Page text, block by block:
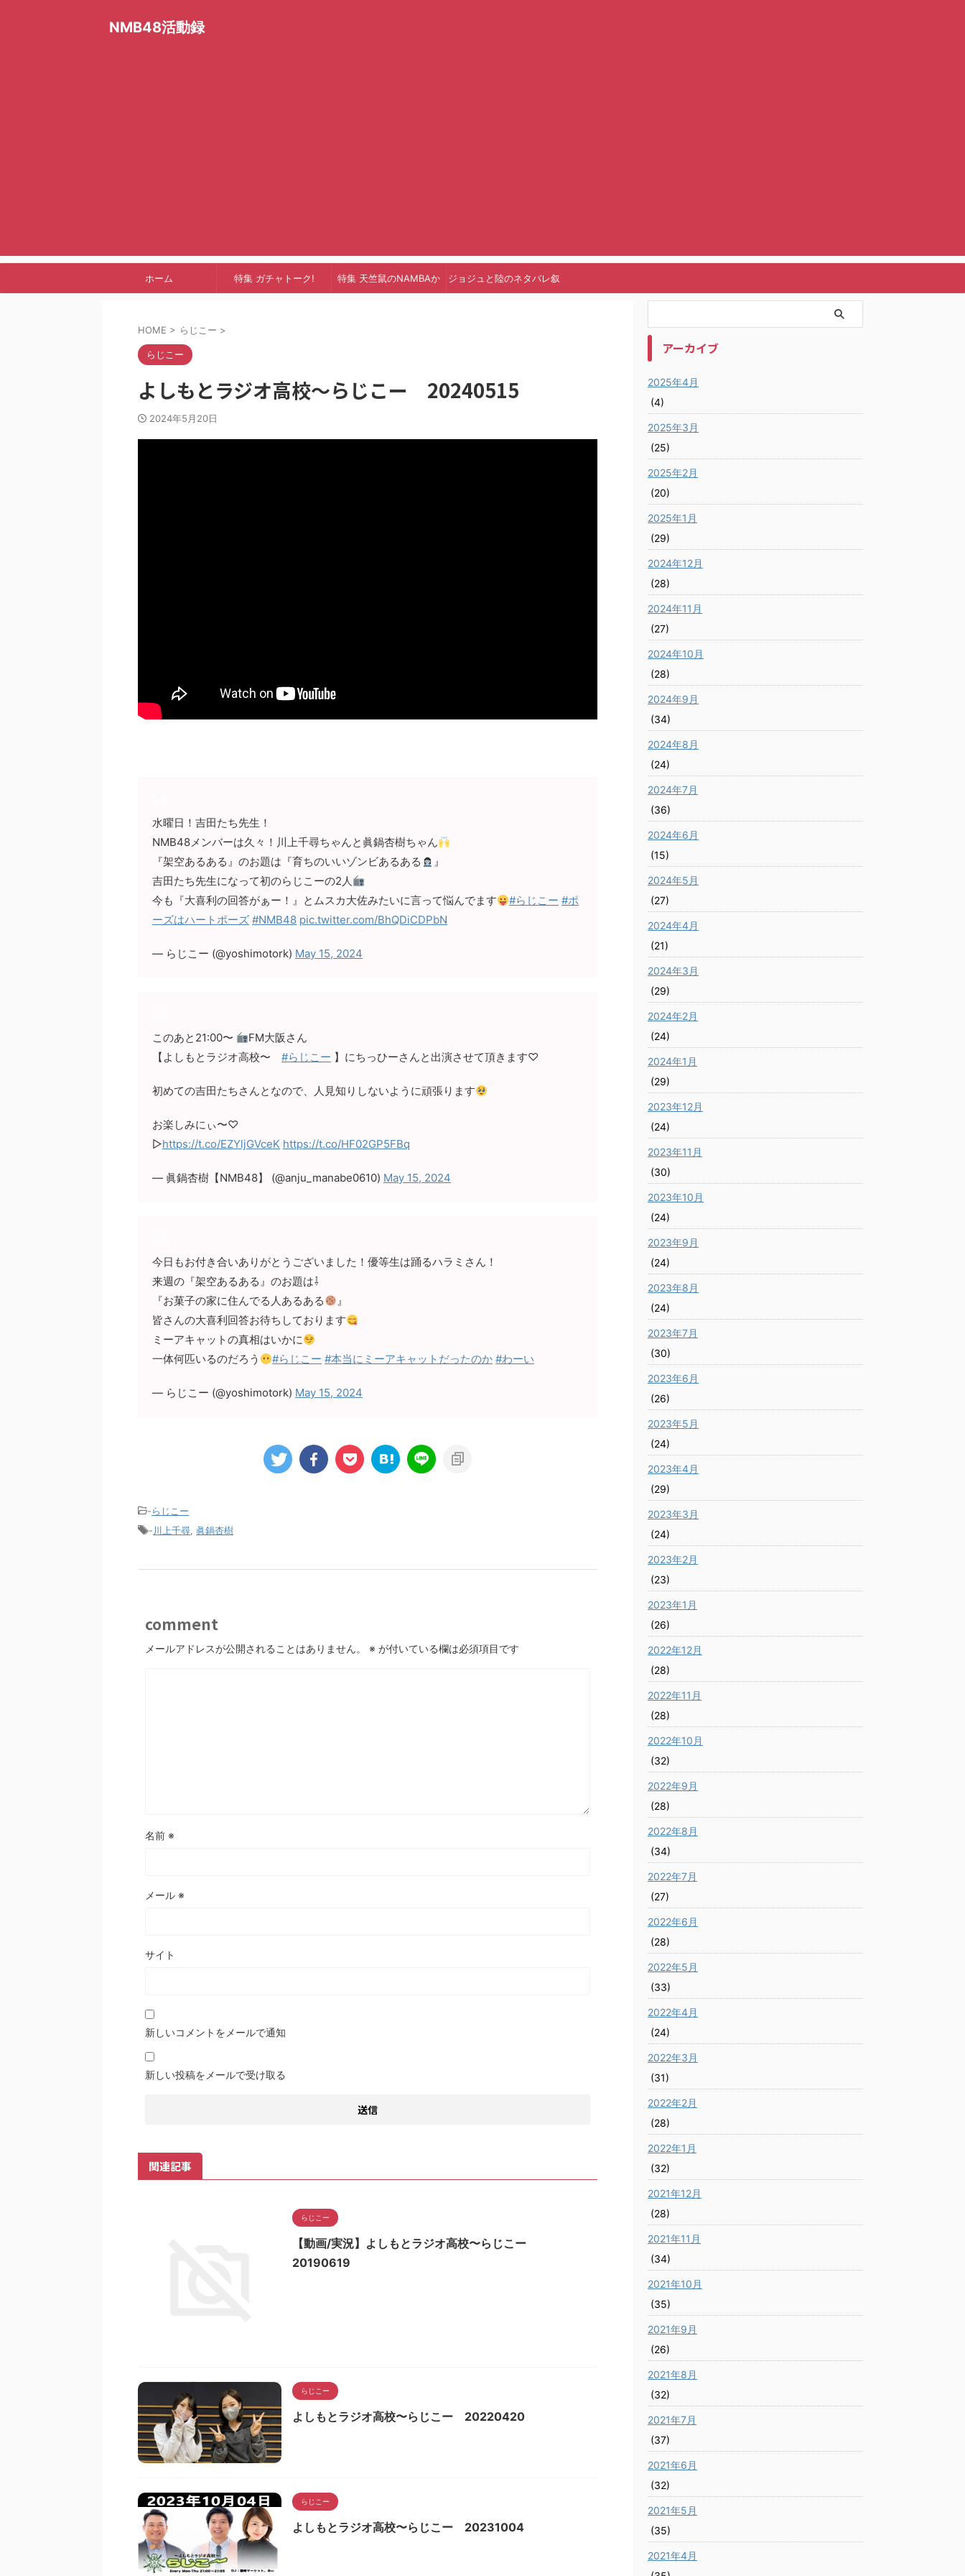
NMB48活動録
ホーム 特集 ガチャトーク! 特集 天竺鼠のNAMBAか ジョジュと陸のネタバレ叙
HOME > らじこー >
らじこー
よしもとラジオ高校〜らじこー 20240515
2024年5月20日
水曜日！吉田たち先生！
NMB48メンバーは久々！川上千尋ちゃんと眞鍋杏樹ちゃん
『架空あるある』のお題は『育ちのいいゾンビあるある
』
吉田たち先生になって初のらじこーの2人
今も『大喜利の回答がぁー！』とムスカ大佐みたいに言って悩んでます
#らじこー #ポ
ーズはハートポーズ #NMB48 pic.twitter.com/BhQDiCDPbN
— らじこー (@yoshimotork) May 15, 2024
このあと21:00〜
FM大阪さん
【よしもとラジオ高校〜 #らじこー 】にちっひーさんと出演させて頂きます♡
初めての吉田たちさんとなので、人見知りしないように頑張ります
お楽しみにぃ〜♡
▷https://t.co/EZYljGVceK https://t.co/HF02GP5FBq
— 眞鍋杏樹【NMB48】 (@anju_manabe0610) May 15, 2024
今日もお付き合いありがとうございました！優等生は踊るハラミさん！
来週の『架空あるある』のお題は⇩
『お菓子の家に住んでる人あるある
』
皆さんの大喜利回答お待ちしております
ミーアキャットの真相はいかに
一体何匹いるのだろう
#らじこー #本当にミーアキャットだったのか #わーい
— らじこー (@yoshimotork) May 15, 2024
-らじこー
-川上千尋 眞鍋杏樹
comment
メールアドレスが公開されることはありません。 ※ が付いている欄は必須項目です
名前 ※
メール ※
サイト
新しいコメントをメールで通知
新しい投稿をメールで受け取る
関連記事
らじこー
【動画/実況】よしもとラジオ高校〜らじこー
20190619
らじこー
よしもとラジオ高校〜らじこー 20220420
らじこー
よしもとラジオ高校〜らじこー 20231004
アーカイブ
2025年4月
(4)
2025年3月
(25)
2025年2月
(20)
2025年1月
(29)
2024年12月
(28)
2024年11月
(27)
2024年10月
(28)
2024年9月
(34)
2024年8月
(24)
2024年7月
(36)
2024年6月
(15)
2024年5月
(27)
2024年4月
(21)
2024年3月
(29)
2024年2月
(24)
2024年1月
(29)
2023年12月
(24)
2023年11月
(30)
2023年10月
(24)
2023年9月
(24)
2023年8月
(24)
2023年7月
(30)
2023年6月
(26)
2023年5月
(24)
2023年4月
(29)
2023年3月
(24)
2023年2月
(23)
2023年1月
(26)
2022年12月
(28)
2022年11月
(28)
2022年10月
(32)
2022年9月
(28)
2022年8月
(34)
2022年7月
(27)
2022年6月
(28)
2022年5月
(33)
2022年4月
(24)
2022年3月
(31)
2022年2月
(28)
2022年1月
(32)
2021年12月
(28)
2021年11月
(34)
2021年10月
(35)
2021年9月
(26)
2021年8月
(32)
2021年7月
(37)
2021年6月
(32)
2021年5月
(35)
2021年4月